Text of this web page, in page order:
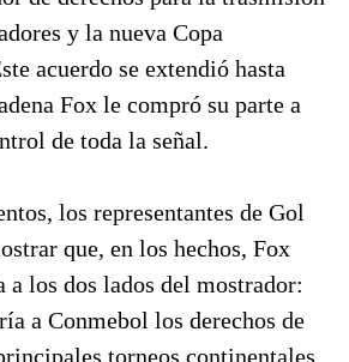
y la nueva Copa
acuerdo se extendió hasta
Fox le compró su parte a
de toda la señal.
los representantes de Gol
que, en los hechos, Fox
a los dos lados del mostrador:
a Conmebol los derechos de
torneos continentales